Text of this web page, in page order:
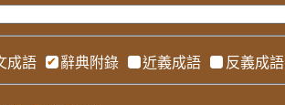
成語 辭典附錄 近義成語 反義成語